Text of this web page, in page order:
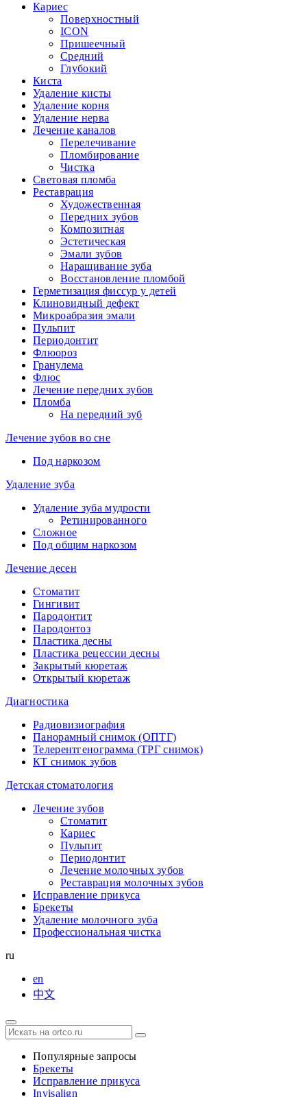
Кариес
Поверхностный
ICON
Пришеечный
Средний
Глубокий
Киста
Удаление кисты
Удаление корня
Удаление нерва
Лечение каналов
Перелечивание
Пломбирование
Чистка
Световая пломба
Реставрация
Художественная
Передних зубов
Композитная
Эстетическая
Эмали зубов
Наращивание зуба
Восстановление пломбой
Герметизация фиссур у детей
Клиновидный дефект
Микроабразия эмали
Пульпит
Периодонтит
Флюороз
Гранулема
Флюс
Лечение передних зубов
Пломба
На передний зуб
Лечение зубов во сне
Под наркозом
Удаление зуба
Удаление зуба мудрости
Ретинированного
Сложное
Под общим наркозом
Лечение десен
Стоматит
Гингивит
Пародонтит
Пародонтоз
Пластика десны
Пластика рецессии десны
Закрытый кюретаж
Открытый кюретаж
Диагностика
Радиовизиография
Панорамный снимок (ОПТГ)
Телерентгенограмма (ТРГ снимок)
КТ снимок зубов
Детская стоматология
Лечение зубов
Стоматит
Кариес
Пульпит
Периодонтит
Лечение молочных зубов
Реставрация молочных зубов
Исправление прикуса
Брекеты
Удаление молочного зуба
Профессиональная чистка
ru
en
中文
Популярные запросы
Брекеты
Исправление прикуса
Invisalign